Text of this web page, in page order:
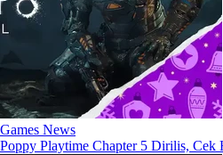
Games News
Poppy Playtime Chapter 5 Dirilis, Cek